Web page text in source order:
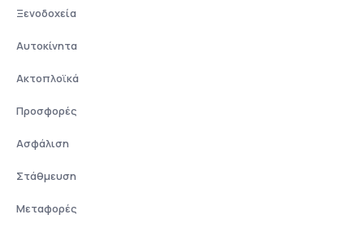
Ξενοδοχεία
Αυτοκίνητα
Ακτοπλοϊκά
Προσφορές
Ασφάλιση
Στάθμευση
Μεταφορές